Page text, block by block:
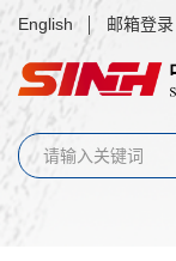
English 邮箱登录